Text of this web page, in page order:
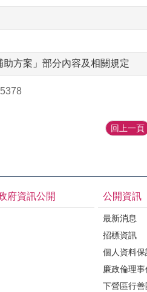
方案」部分內容及相關規定
5378
回上一頁
府資訊公開 公開資訊
最新消息
招標資訊
個人資料
廉政倫理
下營區行